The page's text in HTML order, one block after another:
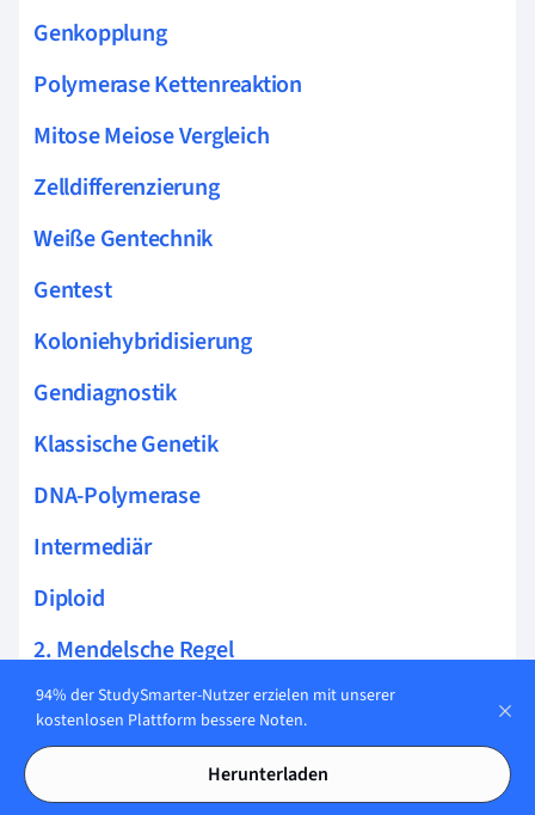
Genkopplung
Polymerase Kettenreaktion
Mitose Meiose Vergleich
Zelldifferenzierung
Weiße Gentechnik
Gentest
Koloniehybridisierung
Gendiagnostik
Klassische Genetik
DNA-Polymerase
Intermediär
Diploid
2. Mendelsche Regel
Rote Gentechnik
Quartärstruktur
Strahlung
94% der StudySmarter-Nutzer erzielen mit unserer
kostenlosen Plattform bessere Noten.
Herunterladen